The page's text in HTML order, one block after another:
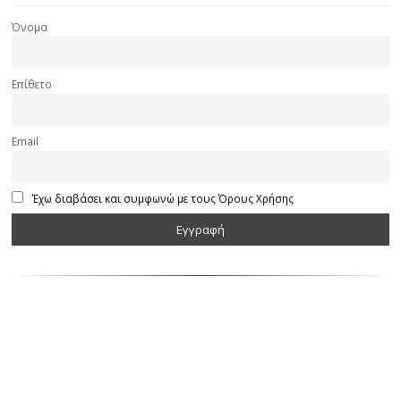
Όνομα
Επίθετο
Email
Έχω διαβάσει και συμφωνώ με τους Όρους Χρήσης